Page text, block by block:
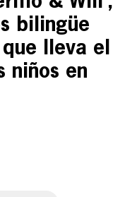
bilingüe
lleva el
niños en